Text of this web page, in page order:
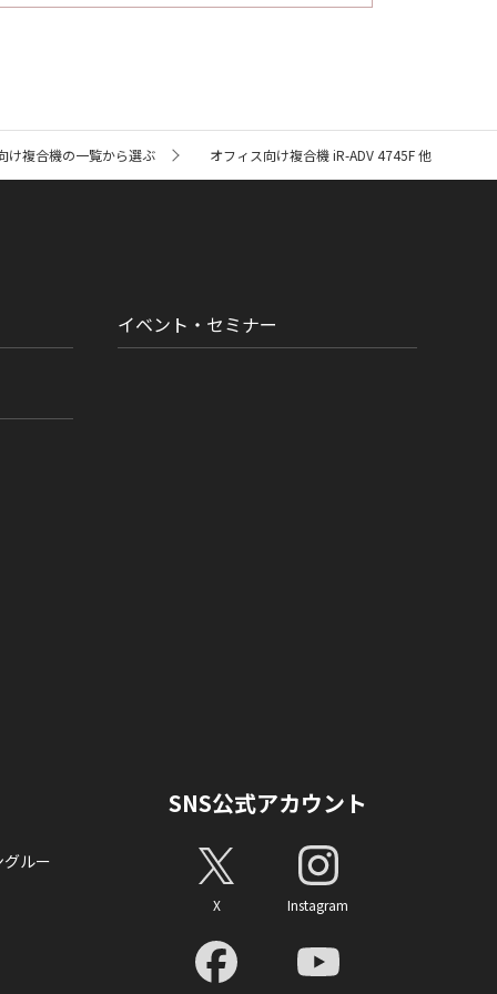
け複合機の一覧から選ぶ オフィス向け複合機 iR-ADV 4745F 他
イベント・セミナー
ルー
SNS公式アカウント
X Instagram